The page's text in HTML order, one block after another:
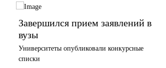
Завершился прием заявлений в
вузы
Университеты опубликовали конкурсные
списки